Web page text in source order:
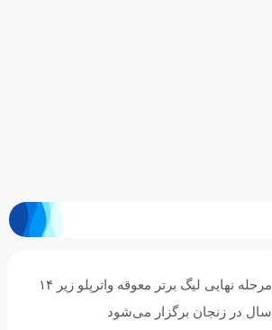
مرحله نهایی لیگ برتر معوقه واترپلو زیر ۱۴
سال در زنجان برگزار می‌شود